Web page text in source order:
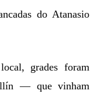
do Atanasio
grades foram
— que vinham